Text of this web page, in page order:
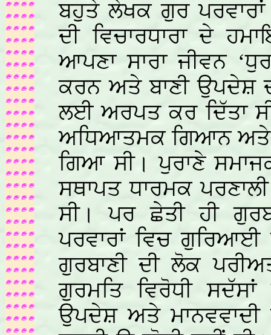
ਬਹੁਤੇ ਲੇਖਕ ਗੁਰ
ਦੀ ਵਿਚਾਰਧਾਰਾ ਦੇ
ਆਪਣਾ ਸਾਰਾ ਜੀਵਨ
ਕਰਨ ਅਤੇ ਬਾਣੀ ਉਪਦੇਸ਼
ਲਈ ਅਰਪਤ ਕਰ ਦਿੱਤਾ
ਅਧਿਆਤਮਕ ਗਿਆਨ ਅਤੇ
ਗਿਆ ਸੀ। ਪੁਰਾਣੇ
ਸਥਾਪਤ ਧਾਰਮਕ
ਸੀ। ਪਰ ਛੇਤੀ ਹੀ
ਪਰਵਾਰਾਂ ਵਿਚ
ਗੁਰਬਾਣੀ ਦੀ ਲੋਕ
ਗੁਰਮਤਿ ਵਿਰੋਧੀ
ਉਪਦੇਸ਼ ਅਤੇ ਮਾਨਵਵਾਦੀ